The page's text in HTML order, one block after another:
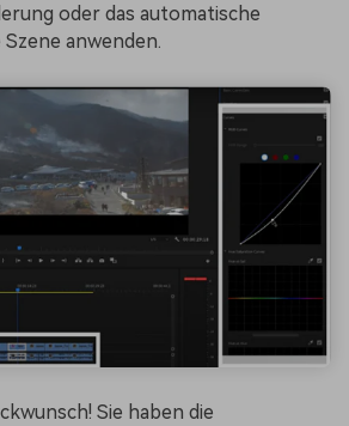
oder das automatische
anwenden.
Sie haben die